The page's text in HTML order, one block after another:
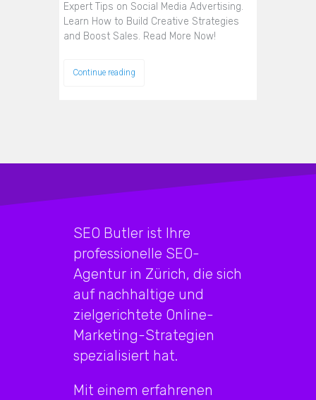
Expert Tips on Social Media Advertising.
Learn How to Build Creative Strategies
and Boost Sales. Read More Now!
Continue reading
SEO Butler ist Ihre
professionelle SEO-
Agentur in Zürich, die sich
auf nachhaltige und
zielgerichtete Online-
Marketing-Strategien
spezialisiert hat.
Mit einem erfahrenen